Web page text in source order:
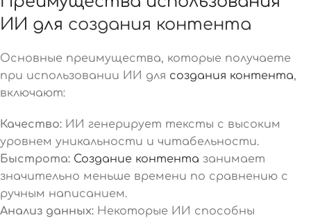
ИИ для создания контента
Основные преимущества, которые получаете
при использовании ИИ для создания контента,
включают:
Качество: ИИ генерирует тексты с высоким
уровнем уникальности и читабельности.
Быстрота: Создание контента занимает
значительно меньше времени по сравнению с
ручным написанием.
Анализ данных: Некоторые ИИ способны